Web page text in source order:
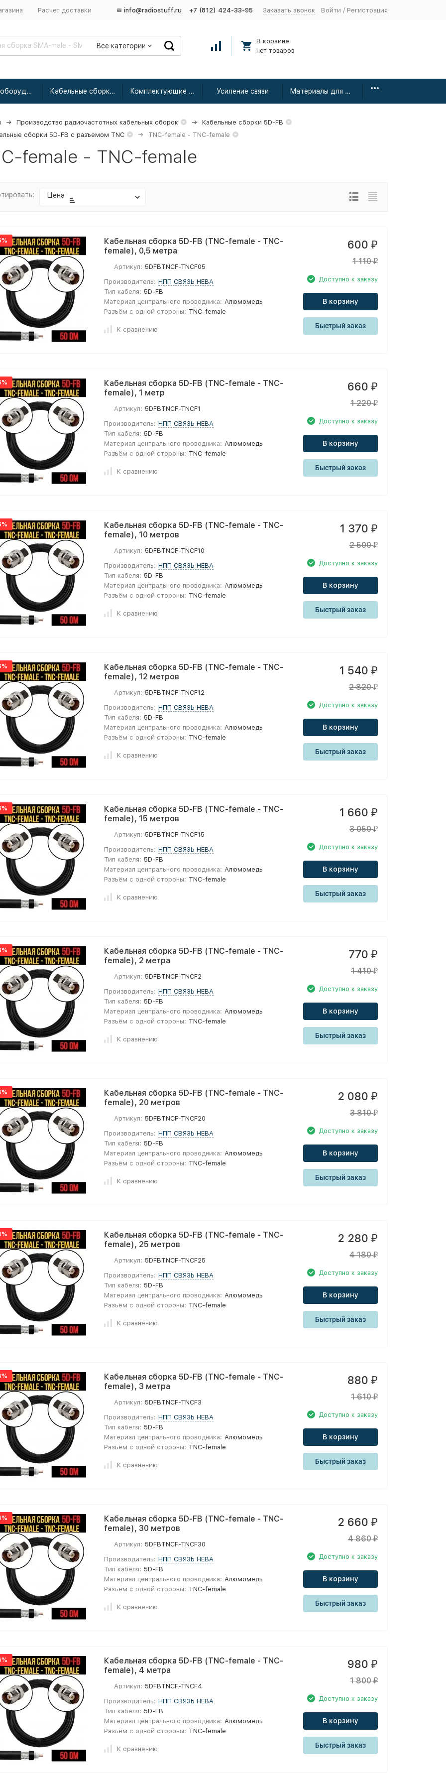
Расчет доставки info@radiostuff.ru +7 (812) 424-33-95 Заказать звонок Войти / Регистрация
Все категории
В корзине
нет товаров
Сетевое оборудование Кабельные сборки радиочастотные Комплектующие для усиления Усиление связи Материалы для монтажа
Производство радиочастотных кабельных сборок
Кабельные сборки 5D-FB
сборки 5D-FB с разъемом TNC
TNC-female - TNC-female
female - TNC-female
Цена
Кабельная сборка 5D-FB (TNC-female - TNC-
female), 0,5 метра
Артикул: 5DFBTNCF-TNCF05
Производитель: НПП СВЯЗЬ НЕВА
Тип кабеля: 5D-FB
Материал центрального проводника: Алюмомедь
Разъём с одной стороны: TNC-female
К сравнению
600 ₽
1 110₽
Доступно к заказу
В корзину
Быстрый заказ
Кабельная сборка 5D-FB (TNC-female - TNC-
female), 1 метр
Артикул: 5DFBTNCF-TNCF1
Производитель: НПП СВЯЗЬ НЕВА
Тип кабеля: 5D-FB
Материал центрального проводника: Алюмомедь
Разъём с одной стороны: TNC-female
К сравнению
660 ₽
1 220₽
Доступно к заказу
В корзину
Быстрый заказ
Кабельная сборка 5D-FB (TNC-female - TNC-
female), 10 метров
Артикул: 5DFBTNCF-TNCF10
Производитель: НПП СВЯЗЬ НЕВА
Тип кабеля: 5D-FB
Материал центрального проводника: Алюмомедь
Разъём с одной стороны: TNC-female
К сравнению
1 370 ₽
2 500₽
Доступно к заказу
В корзину
Быстрый заказ
Кабельная сборка 5D-FB (TNC-female - TNC-
female), 12 метров
Артикул: 5DFBTNCF-TNCF12
Производитель: НПП СВЯЗЬ НЕВА
Тип кабеля: 5D-FB
Материал центрального проводника: Алюмомедь
Разъём с одной стороны: TNC-female
К сравнению
1 540 ₽
2 820₽
Доступно к заказу
В корзину
Быстрый заказ
Кабельная сборка 5D-FB (TNC-female - TNC-
female), 15 метров
Артикул: 5DFBTNCF-TNCF15
Производитель: НПП СВЯЗЬ НЕВА
Тип кабеля: 5D-FB
Материал центрального проводника: Алюмомедь
Разъём с одной стороны: TNC-female
К сравнению
1 660 ₽
3 050₽
Доступно к заказу
В корзину
Быстрый заказ
Кабельная сборка 5D-FB (TNC-female - TNC-
female), 2 метра
Артикул: 5DFBTNCF-TNCF2
Производитель: НПП СВЯЗЬ НЕВА
Тип кабеля: 5D-FB
Материал центрального проводника: Алюмомедь
Разъём с одной стороны: TNC-female
К сравнению
770 ₽
1 410₽
Доступно к заказу
В корзину
Быстрый заказ
Кабельная сборка 5D-FB (TNC-female - TNC-
female), 20 метров
Артикул: 5DFBTNCF-TNCF20
Производитель: НПП СВЯЗЬ НЕВА
Тип кабеля: 5D-FB
Материал центрального проводника: Алюмомедь
Разъём с одной стороны: TNC-female
К сравнению
2 080 ₽
3 810₽
Доступно к заказу
В корзину
Быстрый заказ
Кабельная сборка 5D-FB (TNC-female - TNC-
female), 25 метров
Артикул: 5DFBTNCF-TNCF25
Производитель: НПП СВЯЗЬ НЕВА
Тип кабеля: 5D-FB
Материал центрального проводника: Алюмомедь
Разъём с одной стороны: TNC-female
К сравнению
2 280 ₽
4 180₽
Доступно к заказу
В корзину
Быстрый заказ
Кабельная сборка 5D-FB (TNC-female - TNC-
female), 3 метра
Артикул: 5DFBTNCF-TNCF3
Производитель: НПП СВЯЗЬ НЕВА
Тип кабеля: 5D-FB
Материал центрального проводника: Алюмомедь
Разъём с одной стороны: TNC-female
К сравнению
880 ₽
1 610₽
Доступно к заказу
В корзину
Быстрый заказ
Кабельная сборка 5D-FB (TNC-female - TNC-
female), 30 метров
Артикул: 5DFBTNCF-TNCF30
Производитель: НПП СВЯЗЬ НЕВА
Тип кабеля: 5D-FB
Материал центрального проводника: Алюмомедь
Разъём с одной стороны: TNC-female
К сравнению
2 660 ₽
4 860₽
Доступно к заказу
В корзину
Быстрый заказ
Кабельная сборка 5D-FB (TNC-female - TNC-
female), 4 метра
Артикул: 5DFBTNCF-TNCF4
Производитель: НПП СВЯЗЬ НЕВА
Тип кабеля: 5D-FB
Материал центрального проводника: Алюмомедь
Разъём с одной стороны: TNC-female
К сравнению
980 ₽
1 800₽
Доступно к заказу
В корзину
Быстрый заказ